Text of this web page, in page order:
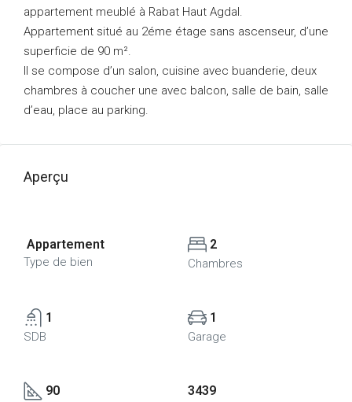
appartement meublé à Rabat Haut Agdal.
Appartement situé au 2éme étage sans ascenseur, d’une
superficie de 90 m².
Il se compose d’un salon, cuisine avec buanderie, deux
chambres à coucher une avec balcon, salle de bain, salle
d’eau, place au parking.
Aperçu
Appartement
Type de bien
2
Chambres
1
SDB
1
Garage
90 3439